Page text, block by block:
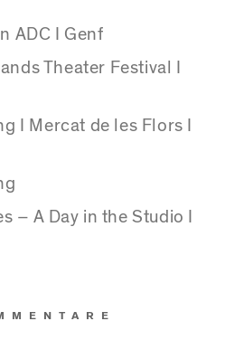
ADC I Genf
Theater Festival I
I Mercat de les Flors I
– A Day in the Studio I